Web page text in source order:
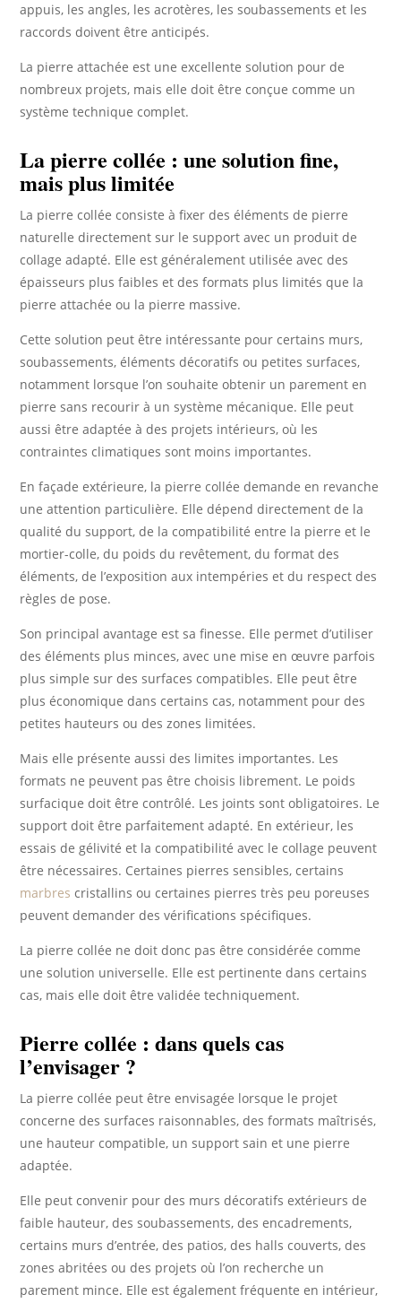
appuis, les angles, les acrotères, les soubassements et les
raccords doivent être anticipés.
La pierre attachée est une excellente solution pour de
nombreux projets, mais elle doit être conçue comme un
système technique complet.
La pierre collée : une solution fine,
mais plus limitée
La pierre collée consiste à fixer des éléments de pierre
naturelle directement sur le support avec un produit de
collage adapté. Elle est généralement utilisée avec des
épaisseurs plus faibles et des formats plus limités que la
pierre attachée ou la pierre massive.
Cette solution peut être intéressante pour certains murs,
soubassements, éléments décoratifs ou petites surfaces,
notamment lorsque l’on souhaite obtenir un parement en
pierre sans recourir à un système mécanique. Elle peut
aussi être adaptée à des projets intérieurs, où les
contraintes climatiques sont moins importantes.
En façade extérieure, la pierre collée demande en revanche
une attention particulière. Elle dépend directement de la
qualité du support, de la compatibilité entre la pierre et le
mortier-colle, du poids du revêtement, du format des
éléments, de l’exposition aux intempéries et du respect des
règles de pose.
Son principal avantage est sa finesse. Elle permet d’utiliser
des éléments plus minces, avec une mise en œuvre parfois
plus simple sur des surfaces compatibles. Elle peut être
plus économique dans certains cas, notamment pour des
petites hauteurs ou des zones limitées.
Mais elle présente aussi des limites importantes. Les
formats ne peuvent pas être choisis librement. Le poids
surfacique doit être contrôlé. Les joints sont obligatoires. Le
support doit être parfaitement adapté. En extérieur, les
essais de gélivité et la compatibilité avec le collage peuvent
être nécessaires. Certaines pierres sensibles, certains
marbres cristallins ou certaines pierres très peu poreuses
peuvent demander des vérifications spécifiques.
La pierre collée ne doit donc pas être considérée comme
une solution universelle. Elle est pertinente dans certains
cas, mais elle doit être validée techniquement.
Pierre collée : dans quels cas
l’envisager ?
La pierre collée peut être envisagée lorsque le projet
concerne des surfaces raisonnables, des formats maîtrisés,
une hauteur compatible, un support sain et une pierre
adaptée.
Elle peut convenir pour des murs décoratifs extérieurs de
faible hauteur, des soubassements, des encadrements,
certains murs d’entrée, des patios, des halls couverts, des
zones abritées ou des projets où l’on recherche un
parement mince. Elle est également fréquente en intérieur,